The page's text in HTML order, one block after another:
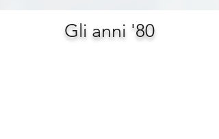
Gli anni '80